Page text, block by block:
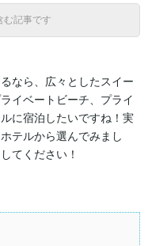
む記事です
なら、広々としたスイー
イベートビーチ、プライ
に宿泊したいですね！実
テルから選んでみまし
てください！